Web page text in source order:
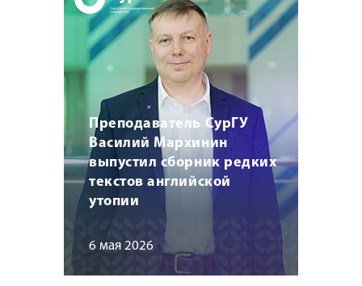
Преподаватель СурГУ
Василий Мархинин
выпустил сборник редких
текстов английской
утопии
6 мая 2026